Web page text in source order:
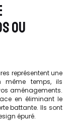
OU
représentent une
même temps, ils
aménagements.
en éliminant le
battante. Ils sont
épuré.